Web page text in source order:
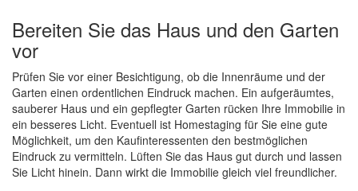
Bereiten Sie das Haus und den Garten
vor
Prüfen Sie vor einer Besichtigung, ob die Innenräume und der
Garten einen ordentlichen Eindruck machen. Ein aufgeräumtes,
sauberer Haus und ein gepflegter Garten rücken Ihre Immobilie in
ein besseres Licht. Eventuell ist Homestaging für Sie eine gute
Möglichkeit, um den Kaufinteressenten den bestmöglichen
Eindruck zu vermitteln. Lüften Sie das Haus gut durch und lassen
Sie Licht hinein. Dann wirkt die Immobilie gleich viel freundlicher.